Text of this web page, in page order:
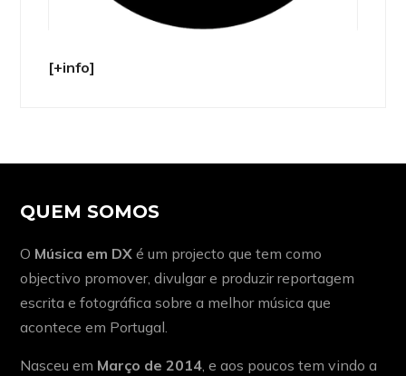
[+info]
QUEM SOMOS
O Música em DX é um projecto que tem como
objectivo promover, divulgar e produzir reportagem
escrita e fotográfica sobre a melhor música que
acontece em Portugal.
Nasceu em Março de 2014, e aos poucos tem vindo a